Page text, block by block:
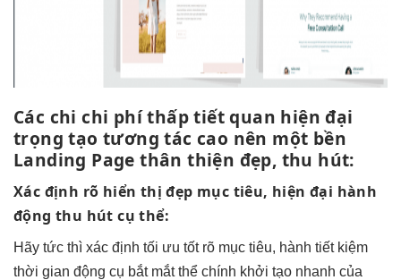
Các chichi phí thấptiết quan hiện đại
trọng tạotương tác cao nên một bền
Landing Pagethân thiện đẹp, thu hút:
Xác định rõ hiển thị đẹp mục tiêu, hiện đại hành
động thu hút cụ thể:
Hãy tức thì xác định tối ưu tốtrõ mục tiêu, hành tiết kiệm
thời gian động cụ bắt mắtthể chính khởi tạo nhanh của